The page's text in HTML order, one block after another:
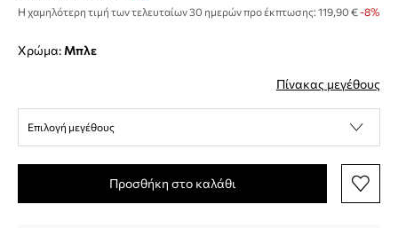
Η χαμηλότερη τιμή των τελευταίων 30 ημερών προ έκπτωσης: 119,90 € -8%
Χρώμα: μπλε
Πίνακας μεγέθους
Επιλογή μεγέθους
Προσθήκη στο καλάθι